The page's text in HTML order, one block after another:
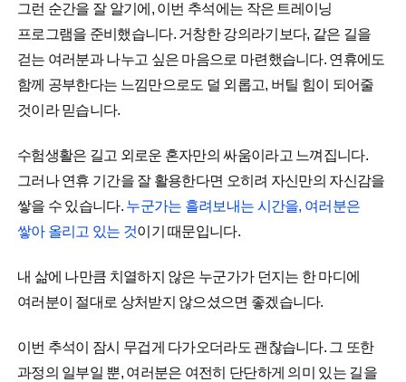
그런 순간을 잘 알기에, 이번 추석에는 작은 트레이닝
프로그램을 준비했습니다. 거창한 강의라기보다, 같은 길을
걷는 여러분과 나누고 싶은 마음으로 마련했습니다. 연휴에도
함께 공부한다는 느낌만으로도 덜 외롭고, 버틸 힘이 되어줄
것이라 믿습니다.
수험생활은 길고 외로운 혼자만의 싸움이라고 느껴집니다.
그러나 연휴 기간을 잘 활용한다면 오히려 자신만의 자신감을
쌓을 수 있습니다. 누군가는 흘려보내는 시간을, 여러분은
쌓아 올리고 있는 것이기 때문입니다.
내 삶에 나만큼 치열하지 않은 누군가가 던지는 한 마디에
여러분이 절대로 상처받지 않으셨으면 좋겠습니다.
이번 추석이 잠시 무겁게 다가오더라도 괜찮습니다. 그 또한
과정의 일부일 뿐, 여러분은 여전히 단단하게 의미 있는 길을